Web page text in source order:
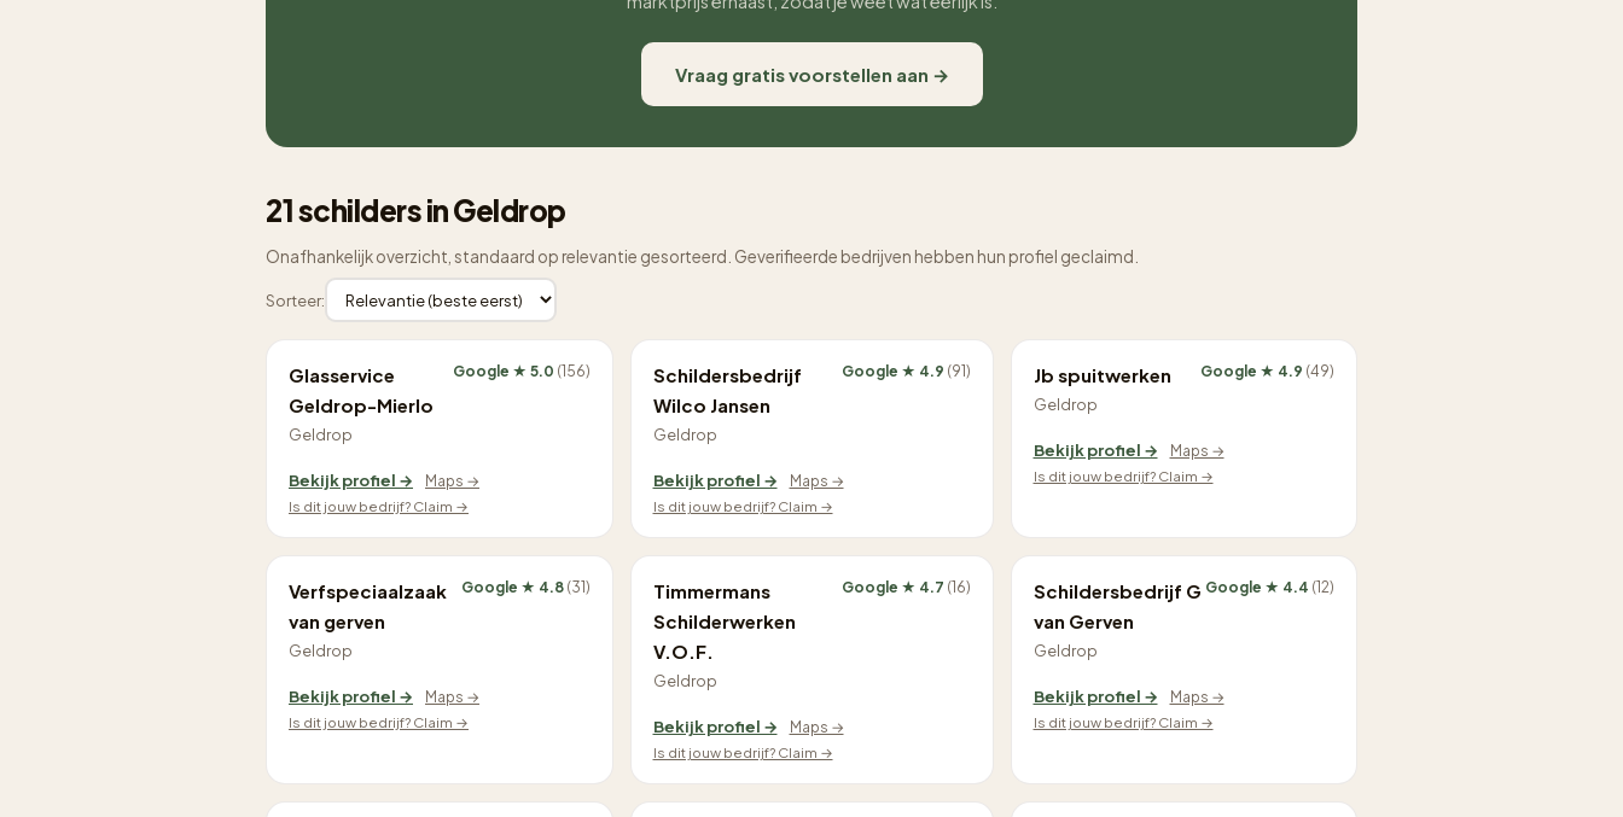
Vraag gratis voorstellen aan →
21 schilders in Geldrop
Onafhankelijk overzicht, standaard op relevantie gesorteerd. Geverifieerde bedrijven hebben hun profiel geclaimd.
Sorteer:
Glasservice
Geldrop-Mierlo
Geldrop
Google ★ 5.0 (156)
Bekijk profiel →
Maps →
Is dit jouw bedrijf? Claim →
Schildersbedrijf
Wilco Jansen
Geldrop
Google ★ 4.9 (91)
Bekijk profiel →
Maps →
Is dit jouw bedrijf? Claim →
Jb spuitwerken
Geldrop
Google ★ 4.9 (49)
Bekijk profiel →
Maps →
Is dit jouw bedrijf? Claim →
Verfspeciaalzaak
van gerven
Geldrop
Google ★ 4.8 (31)
Bekijk profiel →
Maps →
Is dit jouw bedrijf? Claim →
Timmermans
Schilderwerken
V.O.F.
Geldrop
Google ★ 4.7 (16)
Bekijk profiel →
Maps →
Is dit jouw bedrijf? Claim →
Schildersbedrijf G
van Gerven
Geldrop
Google ★ 4.4 (12)
Bekijk profiel →
Maps →
Is dit jouw bedrijf? Claim →